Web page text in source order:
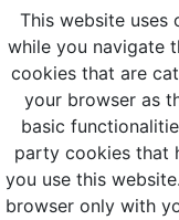
This website uses
while you navigate
cookies that are
your browser as
basic
party cookies that
you use this
browser only with